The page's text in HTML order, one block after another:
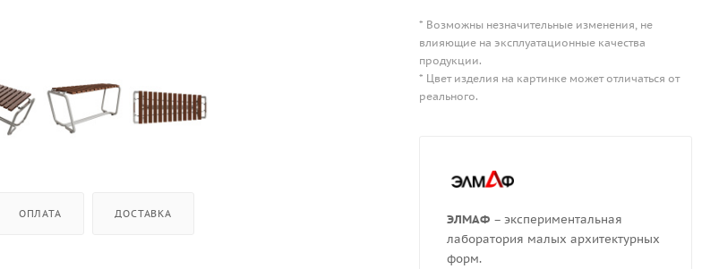
ОПЛАТА ДОСТАВКА
* Возможны незначительные изменения, не
влияющие на эксплуатационные качества
продукции.
* Цвет изделия на картинке может отличаться от
реального.
ЭЛМАФ – экспериментальная
лаборатория малых архитектурных
форм.